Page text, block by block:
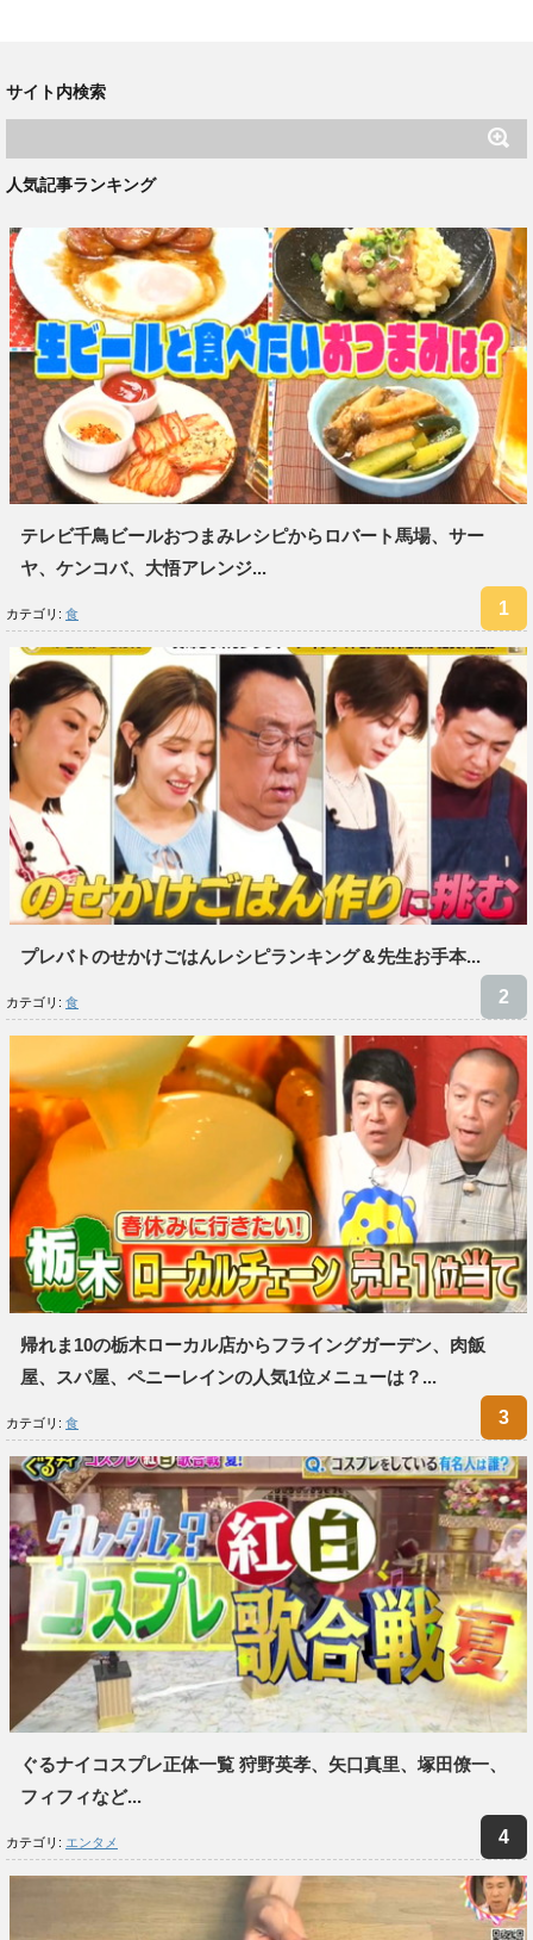
サイト内検索
人気記事ランキング
テレビ千鳥ビールおつまみレシピからロバート馬場、サー
ヤ、ケンコバ、大悟アレンジ...
カテゴリ: 食
プレバトのせかけごはんレシピランキング＆先生お手本...
カテゴリ: 食
帰れま10の栃木ローカル店からフライングガーデン、肉飯
屋、スパ屋、ペニーレインの人気1位メニューは？...
カテゴリ: 食
ぐるナイコスプレ正体一覧 狩野英孝、矢口真里、塚田僚一、
フィフィなど...
カテゴリ: エンタメ